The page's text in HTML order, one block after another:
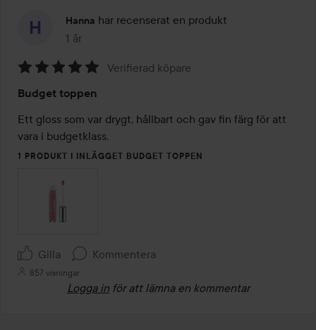
Hanna har recenserat en produkt
1 år
Inlägget skapades 1 år
5
av
5
Verifierad köpare
Budget toppen
Ett gloss som var drygt, hållbart och gav fin färg för att
vara i budgetklass.
1 PRODUKT I INLÄGGET BUDGET TOPPEN
Gilla Kommentera
857 visningar
Logga in för att lämna en kommentar